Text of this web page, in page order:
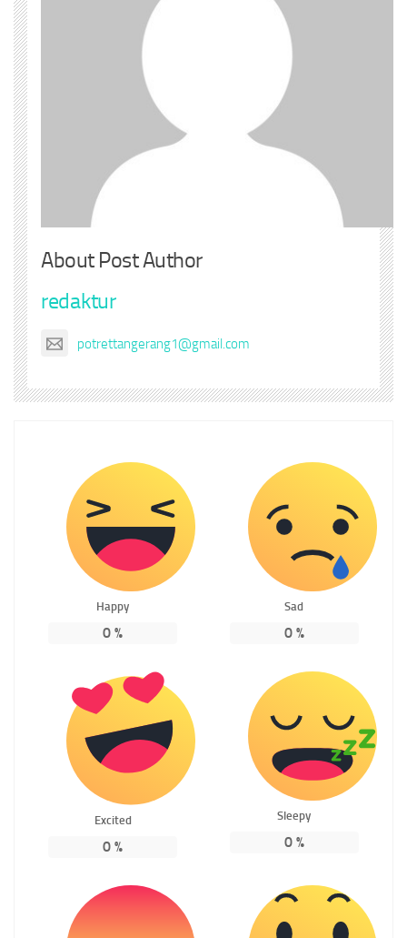
About Post Author
redaktur
potrettangerang1@gmail.com
Happy
0 %
Sad
0%
Excited
0 %
Sleepy
0%